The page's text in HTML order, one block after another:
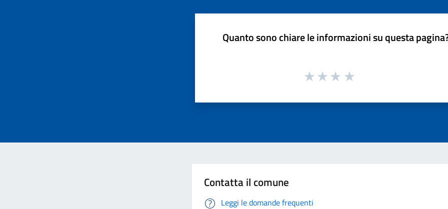
Quanto sono chiare le informazioni su questa
Contatta il comune
Leggi le domande frequenti